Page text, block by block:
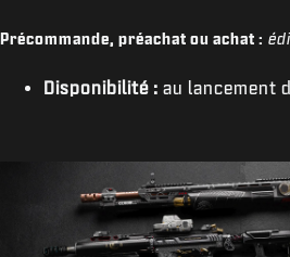
Précommande, préachat ou achat :
Disponibilité : au lancement